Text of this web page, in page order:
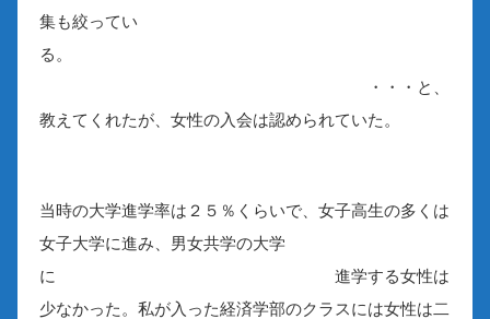
集も絞ってい
る。
・・・と、
教えてくれたが、女性の入会は認められていた。
当時の大学進学率は２５％くらいで、女子高生の多くは
女子大学に進み、男女共学の大学
に 進学する女性は
少なかった。私が入った経済学部のクラスには女性は二